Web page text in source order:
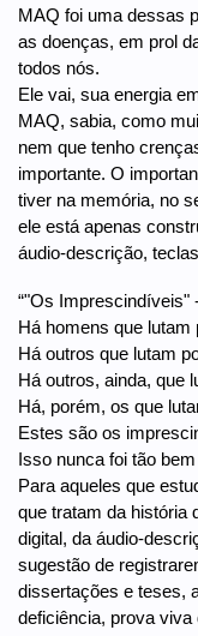
MAQ foi uma dessas
as doenças, em prol
todos nós.
Ele vai, sua energia
MAQ, sabia, como
nem que tenho
importante. O
tiver na memória, no
ele está apenas
áudio-descrição,
“"Os Imprescindíveis"
Há homens que lutam
Há outros que lutam
Há outros, ainda, que
Há, porém, os que
Estes são os
Isso nunca foi tão
Para aqueles que
que tratam da história
digital, da áudio-
sugestão de
dissertações e teses,
deficiência, prova